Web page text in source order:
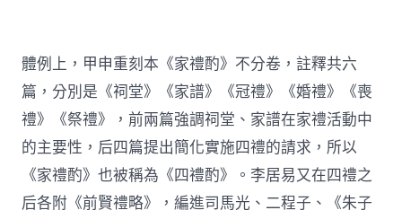
體例上，甲申重刻本《家禮酌》不分卷，註釋共六
篇，分別是《祠堂》《家譜》《冠禮》《婚禮》《喪
禮》《祭禮》，前兩篇強調祠堂、家譜在家禮活動中
的主要性，后四篇提出簡化實施四禮的請求，所以
《家禮酌》也被稱為《四禮酌》。李居易又在四禮之
后各附《前賢禮略》，編進司馬光、二程子、《朱子